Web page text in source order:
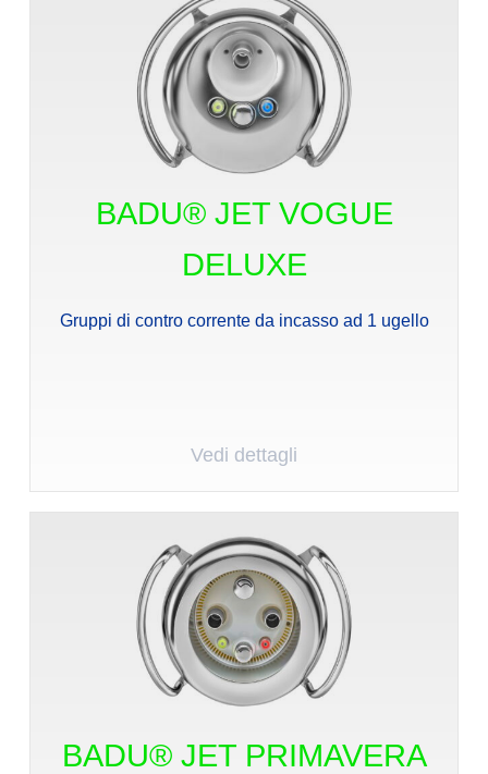
BADU® JET VOGUE
DELUXE
Gruppi di contro corrente da incasso ad 1 ugello
Vedi dettagli
BADU® JET PRIMAVERA